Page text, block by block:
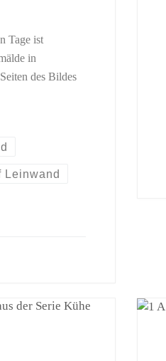
Tage ist
in
des Bildes
Leinwand